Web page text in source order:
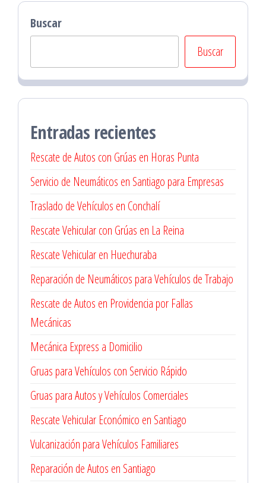
Buscar
Buscar
Entradas recientes
Rescate de Autos con Grúas en Horas Punta
Servicio de Neumáticos en Santiago para Empresas
Traslado de Vehículos en Conchalí
Rescate Vehicular con Grúas en La Reina
Rescate Vehicular en Huechuraba
Reparación de Neumáticos para Vehículos de Trabajo
Rescate de Autos en Providencia por Fallas
Mecánicas
Mecánica Express a Domicilio
Gruas para Vehículos con Servicio Rápido
Gruas para Autos y Vehículos Comerciales
Rescate Vehicular Económico en Santiago
Vulcanización para Vehículos Familiares
Reparación de Autos en Santiago